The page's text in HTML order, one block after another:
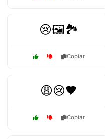
😢🖼️🏞️
Copiar
😩😢🖤
Copiar